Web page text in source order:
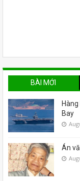
BÀI MỚI
Bay
Án